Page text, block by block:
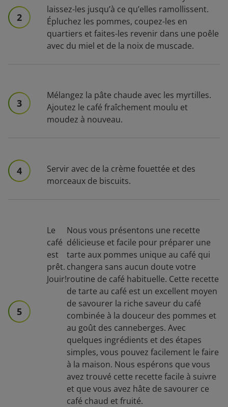
2
laissez-les jusqu’à ce qu’elles ramollissent.
Épluchez les pommes, coupez-les en
quartiers et faites-les revenir dans une poêle
avec du miel et de la noix de muscade.
3
Mélangez la pâte chaude avec les myrtilles.
Ajoutez le café fraîchement moulu et
moudez à nouveau.
4
Servir avec de la crème fouettée et des
morceaux de biscuits.
5
Le
café
est
prêt.
Jouir!
Nous vous présentons une recette
délicieuse et facile pour préparer une
tarte aux pommes unique au café qui
changera sans aucun doute votre
routine de café habituelle. Cette recette
de tarte au café est un excellent moyen
de savourer la riche saveur du café
combinée à la douceur des pommes et
au goût des canneberges. Avec
quelques ingrédients et des étapes
simples, vous pouvez facilement le faire
à la maison. Nous espérons que vous
avez trouvé cette recette facile à suivre
et que vous avez hâte de savourer ce
café chaud et fruité.